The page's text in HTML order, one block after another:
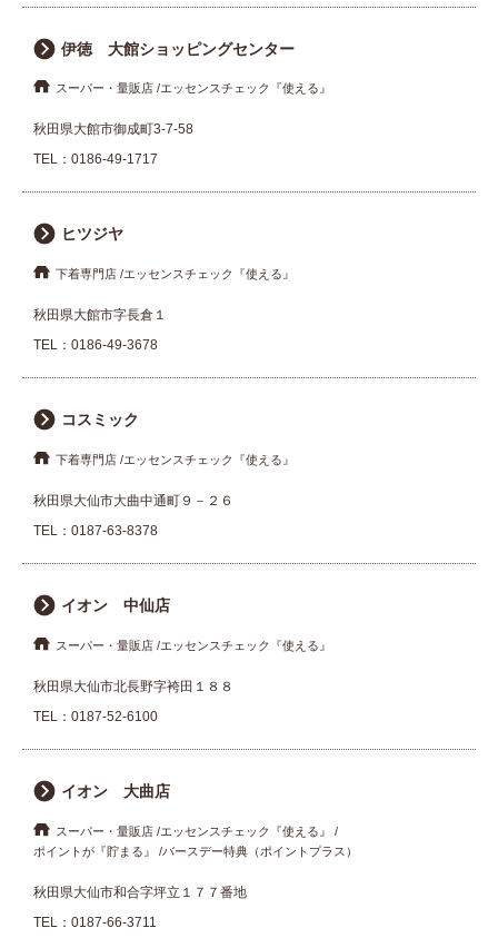
伊徳 大館ショッピングセンター
スーパー・量販店 エッセンスチェック『使える』
秋田県大館市御成町3-7-58
TEL： 0186-49-1717
ヒツジヤ
下着専門店 エッセンスチェック『使える』
秋田県大館市字長倉１
TEL： 0186-49-3678
コスミック
下着専門店 エッセンスチェック『使える』
秋田県大仙市大曲中通町９－２６
TEL： 0187-63-8378
イオン 中仙店
スーパー・量販店 エッセンスチェック『使える』
秋田県大仙市北長野字袴田１８８
TEL： 0187-52-6100
イオン 大曲店
スーパー・量販店 エッセンスチェック『使える』
ポイントが『貯まる』
バースデー特典（ポイントプラス）
秋田県大仙市和合字坪立１７７番地
TEL： 0187-66-3711